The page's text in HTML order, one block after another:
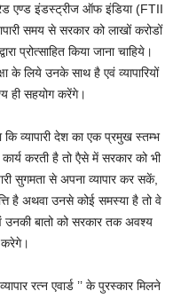
एण्ड इंडस्ट्रीज ऑफ इंडिया (FTII
समय से सरकार को लाखों करोडों
प्रोत्साहित किया जाना चाहिये।
के लिये उनके साथ है एवं व्यापारियों
ही सहयोग करेंगे।
कि व्यापारी देश का एक प्रमुख स्तम्भ
करती है तो एैसे में सरकार को भी
सुगमता से अपना व्यापार कर सकें,
है अथवा उनसे कोई समस्या है तो वे
उनकी बातो को सरकार तक अवश्य
करेगे।
रत्न एवार्ड ’’ के पुरस्कार मिलने